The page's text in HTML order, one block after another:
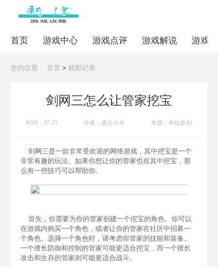
首页 游戏中心 游戏点评 游戏解说 游戏
您的位置： 首页 > 精彩记录
剑网三怎么让管家挖宝
时间：07-15 作者：凌云小方 来源：本站原创
剑网三是一款非常受欢迎的网络游戏，其中挖宝是一个
非常有趣的玩法。如果你想让你的管家也在其中挖宝，那
么有一些技巧可以帮助你。
首先，你需要为你的管家创建一个挖宝的角色。你可以
在游戏内购买一个角色，或者让你的管家在社区中招募一
个角色。选择一个角色时，请考虑你管家的技能和装备。
一个擅长防御和控制的管家可能更适合挖宝，而一个擅长
攻击和生存的管家则可能更适合战斗。